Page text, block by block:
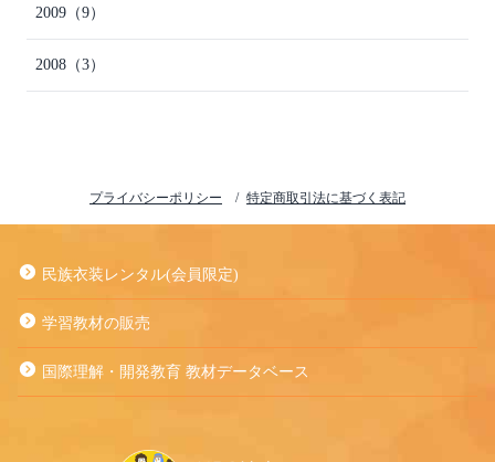
2009 （9）
2008 （3）
プライバシーポリシー 特定商取引法に基づく表記
民族衣装レンタル(会員限定)
学習教材の販売
国際理解・開発教育 教材データベース